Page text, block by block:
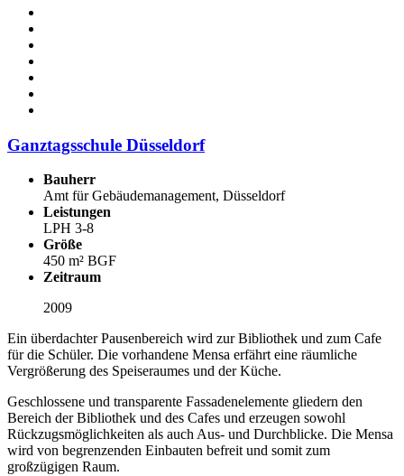
Ganztagsschule Düsseldorf
Bauherr
Amt für Gebäudemanagement, Düsseldorf
Leistungen
LPH 3-8
Größe
450 m² BGF
Zeitraum
2009
Ein überdachter Pausenbereich wird zur Bibliothek und zum Cafe
für die Schüler. Die vorhandene Mensa erfährt eine räumliche
Vergrößerung des Speiseraumes und der Küche.
Geschlossene und transparente Fassadenelemente gliedern den
Bereich der Bibliothek und des Cafes und erzeugen sowohl
Rückzugsmöglichkeiten als auch Aus- und Durchblicke. Die Mensa
wird von begrenzenden Einbauten befreit und somit zum
großzügigen Raum.